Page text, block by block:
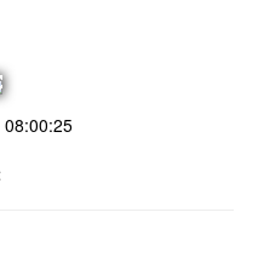
08:00:25